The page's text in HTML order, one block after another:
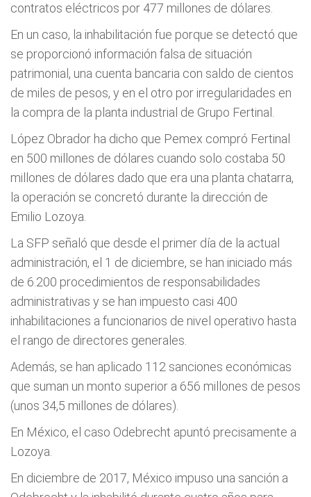
contratos eléctricos por 477 millones de dólares.
En un caso, la inhabilitación fue porque se detectó que
se proporcionó información falsa de situación
patrimonial, una cuenta bancaria con saldo de cientos
de miles de pesos, y en el otro por irregularidades en
la compra de la planta industrial de Grupo Fertinal.
López Obrador ha dicho que Pemex compró Fertinal
en 500 millones de dólares cuando solo costaba 50
millones de dólares dado que era una planta chatarra,
la operación se concretó durante la dirección de
Emilio Lozoya.
La SFP señaló que desde el primer día de la actual
administración, el 1 de diciembre, se han iniciado más
de 6.200 procedimientos de responsabilidades
administrativas y se han impuesto casi 400
inhabilitaciones a funcionarios de nivel operativo hasta
el rango de directores generales.
Además, se han aplicado 112 sanciones económicas
que suman un monto superior a 656 millones de pesos
(unos 34,5 millones de dólares).
En México, el caso Odebrecht apuntó precisamente a
Lozoya.
En diciembre de 2017, México impuso una sanción a